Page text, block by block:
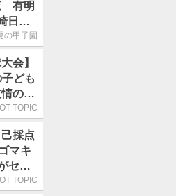
有明
日大
の甲子園
会】
ども
の
TOPIC
己採点
マキ
セレ
TOPIC